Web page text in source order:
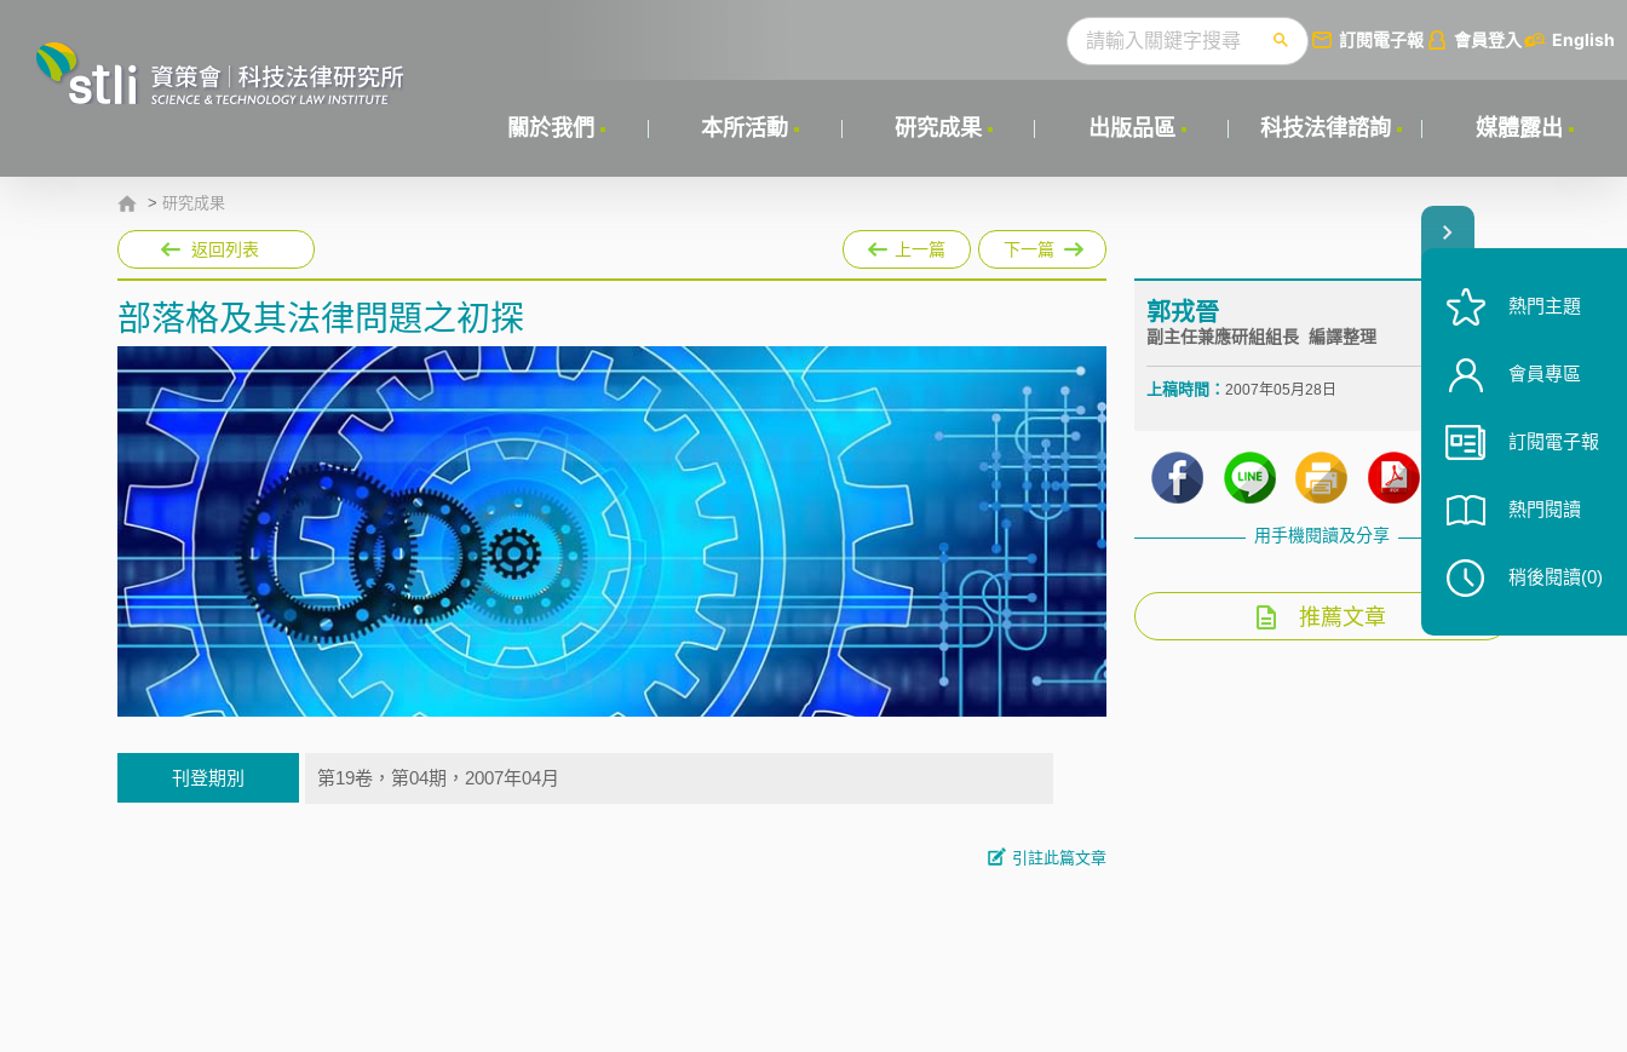
訂閱電子報 會員登入 English
關於我們 本所活動 研究成果 出版品區 科技法律諮詢 媒體露出
> 研究成果
返回列表 上一篇 下一篇
部落格及其法律問題之初探
刊登期別 第19卷，第04期，2007年04月
引註此篇文章
郭戎晉
副主任兼應研組組長 編譯整理
上稿時間： 2007年05月28日
用手機閱讀及分享
推薦文章
熱門主題
會員專區
訂閱電子報
熱門閱讀
稍後閱讀(0)